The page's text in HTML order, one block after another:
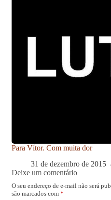
Para Vítor. Com muita dor
31 de dezembro de 2015
Deixe um comentário
O seu endereço de e-mail não será
são marcados com *